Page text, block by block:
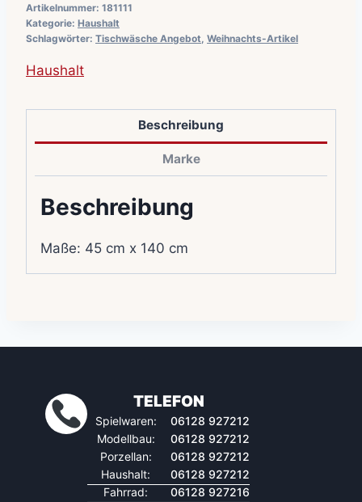
Artikelnummer: 181111
Kategorie: Haushalt
Schlagwörter: Tischwäsche Angebot Weihnachts-Artikel
Haushalt
Beschreibung
Marke
Beschreibung
Maße: 45 cm x 140 cm
TELEFON
Spielwaren:
06128 927212
Modellbau:
06128 927212
Porzellan:
06128 927212
Haushalt:
06128 927212
Fahrrad:
06128 927216